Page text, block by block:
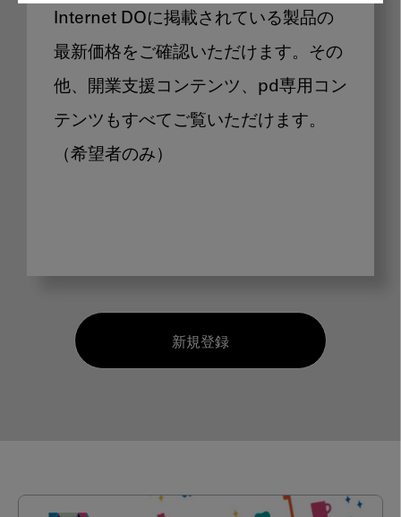
Internet DOに掲載されている製品の
最新価格をご確認いただけます。その
他、開業支援コンテンツ、pd専用コン
テンツもすべてご覧いただけます。
（希望者のみ）
新規登録